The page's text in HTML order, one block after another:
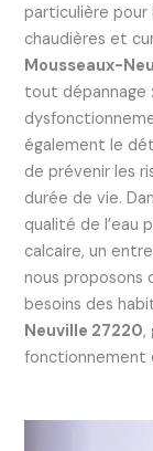
particulière pour
chaudières et
Mousseaux-
tout dépannage
également le
de prévenir les
durée de vie.
qualité de l’eau
calcaire, un
nous proposons
besoins des
Neuville 27220,
fonctionnement